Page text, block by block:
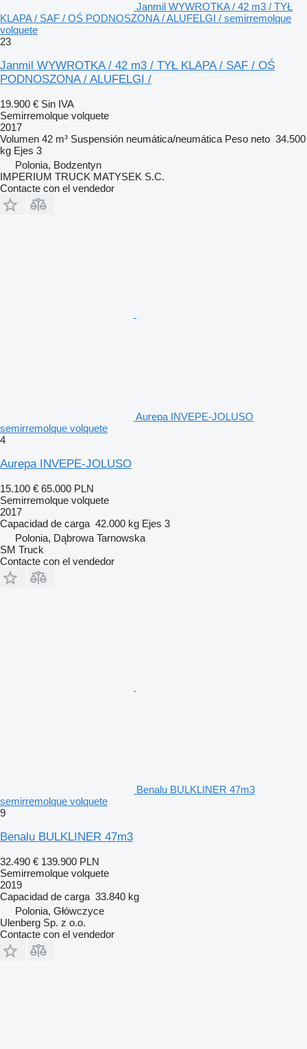
Janmil WYWROTKA / 42 m3 / TYŁ
KLAPA / SAF / OŚ PODNOSZONA / ALUFELGI / semirremolque
volquete
23
Janmil WYWROTKA / 42 m3 / TYŁ KLAPA / SAF / OŚ
PODNOSZONA / ALUFELGI /
19.900 € Sin IVA
Semirremolque volquete
2017
Volumen 42 m³ Suspensión neumática/neumática Peso neto 34.500
kg Ejes 3
Polonia, Bodzentyn
IMPERIUM TRUCK MATYSEK S.C.
Contacte con el vendedor
Aurepa INVEPE-JOLUSO
semirremolque volquete
4
Aurepa INVEPE-JOLUSO
15.100 € 65.000 PLN
Semirremolque volquete
2017
Capacidad de carga 42.000 kg Ejes 3
Polonia, Dąbrowa Tarnowska
SM Truck
Contacte con el vendedor
Benalu BULKLINER 47m3
semirremolque volquete
9
Benalu BULKLINER 47m3
32.490 € 139.900 PLN
Semirremolque volquete
2019
Capacidad de carga 33.840 kg
Polonia, Główczyce
Ulenberg Sp. z o.o.
Contacte con el vendedor